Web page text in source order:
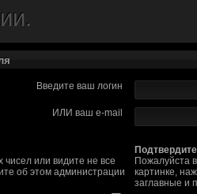
помочь? Буду
связаться с вами.
Привет реббя!
чем могу,
Введите ваш логин
ИЛИ ваш e-mail
чисел или видите не все
об этом администрации
Пожалуйста
картинке,
заглавные и